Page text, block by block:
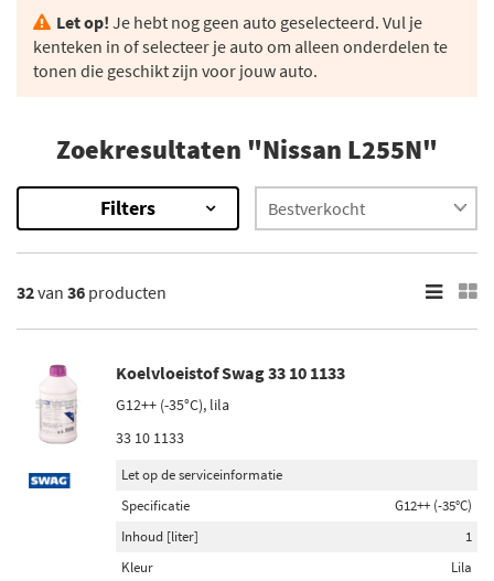
Let op! Je hebt nog geen auto geselecteerd. Vul je
kenteken in of selecteer je auto om alleen onderdelen te
tonen die geschikt zijn voor jouw auto.
Zoekresultaten "Nissan L255N"
Filters
36Resultaten
×
Onderdeelmerk
Vaico (8)
Swag (14)
Inhoud [liter]
32van 36 producten
Koelvloeistof Swag 33 10 1133
G12++ (-35°C), lila
33 10 1133
Let op de serviceinformatie
Specificatie
G12++ (-35°C)
Inhoud [liter]
1
Kleur
Lila